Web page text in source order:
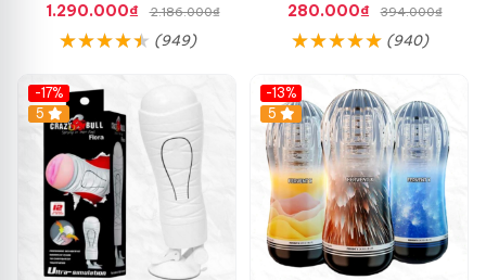
1.290.000₫
2.186.000₫
(949)
280.000₫
394.000₫
(940)
-17%
5
-13%
Hot
5